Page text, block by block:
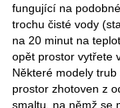
fungující na
trochu čisté vody
na 20 minut na
opět prostor vytřete
Některé modely
prostor zhotoven z
smaltu, na němž se